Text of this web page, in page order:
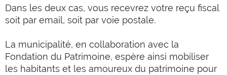
Dans les deux cas, vous recevrez votre reçu fiscal
soit par email, soit par voie postale.
La municipalité, en collaboration avec la
Fondation du Patrimoine, espère ainsi mobiliser
les habitants et les amoureux du patrimoine pour